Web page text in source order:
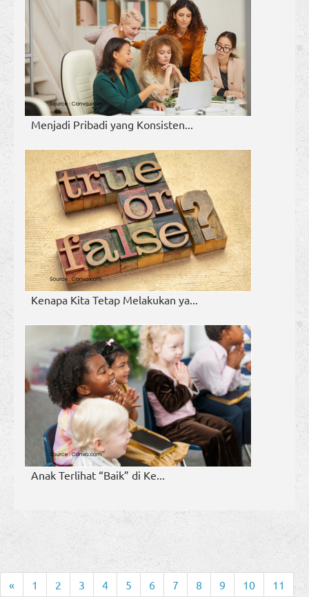
Menjadi Pribadi yang Konsisten...
Kenapa Kita Tetap Melakukan ya...
Anak Terlihat “Baik” di Ke...
« 1 2 3 4 5 6 7 8 9 10
11